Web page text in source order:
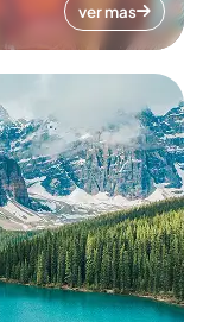
ver mas